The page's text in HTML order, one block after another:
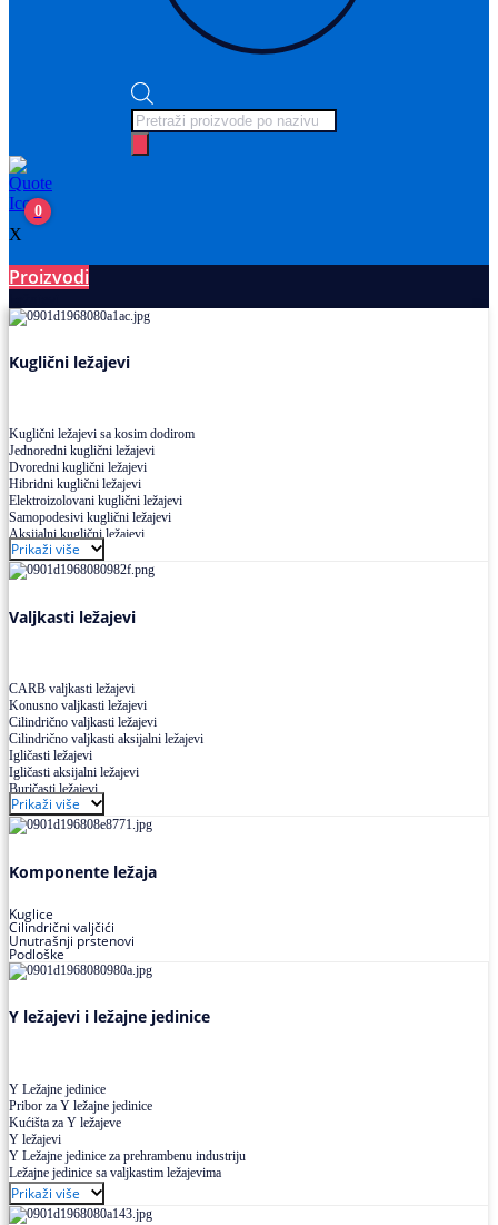
Products
search
0
X
Proizvodi
Kuglični ležajevi
Kuglični ležajevi sa kosim dodirom
Jednoredni kuglični ležajevi
Dvoredni kuglični ležajevi
Hibridni kuglični ležajevi
Elektroizolovani kuglični ležajevi
Samopodesivi kuglični ležajevi
Aksijalni kuglični ležajevi
Kuglični ležajevi od nerđajućeg čelika
Prikaži više
Valjkasti ležajevi
CARB valjkasti ležajevi
Konusno valjkasti ležajevi
Cilindrično valjkasti ležajevi
Cilindrično valjkasti aksijalni ležajevi
Igličasti ležajevi
Igličasti aksijalni ležajevi
Buričasti ležajevi
Buričasti zaptiveni ležajevi
Buričasti aksijalni ležajevi
Prikaži više
Komponente ležaja
Kuglice
Cilindrični valjčići
Unutrašnji prstenovi
Podloške
Y ležajevi i ležajne jedinice
Y Ležajne jedinice
Pribor za Y ležajne jedinice
Kućišta za Y ležajeve
Y ležajevi
Y Ležajne jedinice za prehrambenu industriju
Ležajne jedinice sa valjkastim ležajevima
Prikaži više